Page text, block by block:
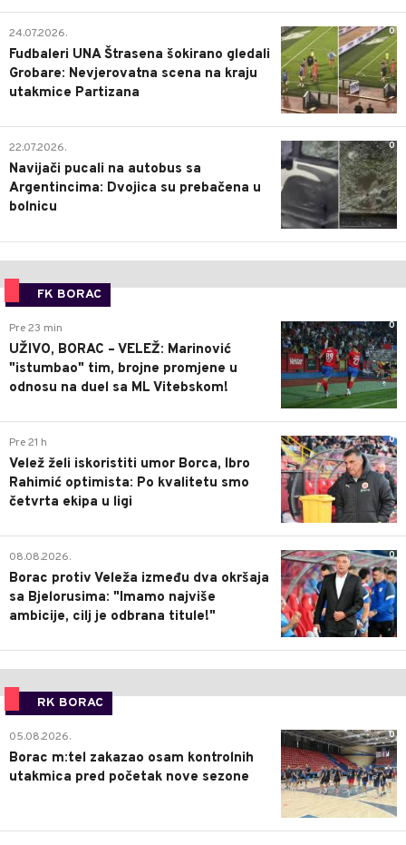
0
24.07.2026.
Fudbaleri UNA Štrasena šokirano gledali
Grobare: Nevjerovatna scena na kraju
utakmice Partizana
0
22.07.2026.
Navijači pucali na autobus sa
Argentincima: Dvojica su prebačena u
bolnicu
FK BORAC
0
Pre 23 min
UŽIVO, BORAC – VELEŽ: Marinović
"istumbao" tim, brojne promjene u
odnosu na duel sa ML Vitebskom!
0
Pre 21 h
Velež želi iskoristiti umor Borca, Ibro
Rahimić optimista: Po kvalitetu smo
četvrta ekipa u ligi
0
08.08.2026.
Borac protiv Veleža između dva okršaja
sa Bjelorusima: "Imamo najviše
ambicije, cilj je odbrana titule!"
RK BORAC
0
05.08.2026.
Borac m:tel zakazao osam kontrolnih
utakmica pred početak nove sezone